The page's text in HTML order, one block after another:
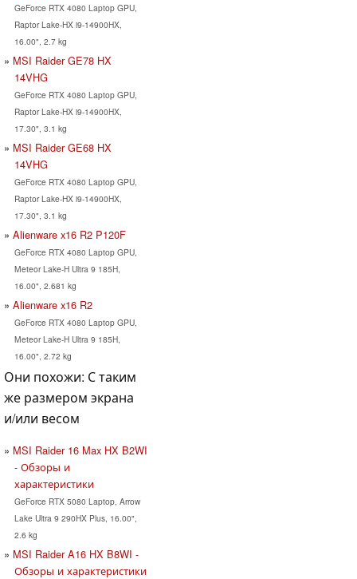
GeForce RTX 4080 Laptop GPU,
Raptor Lake-HX i9-14900HX,
16.00", 2.7 kg
MSI Raider GE78 HX
14VHG
GeForce RTX 4080 Laptop GPU,
Raptor Lake-HX i9-14900HX,
17.30", 3.1 kg
MSI Raider GE68 HX
14VHG
GeForce RTX 4080 Laptop GPU,
Raptor Lake-HX i9-14900HX,
17.30", 3.1 kg
Alienware x16 R2 P120F
GeForce RTX 4080 Laptop GPU,
Meteor Lake-H Ultra 9 185H,
16.00", 2.681 kg
Alienware x16 R2
GeForce RTX 4080 Laptop GPU,
Meteor Lake-H Ultra 9 185H,
16.00", 2.72 kg
Они похожи: С таким
же размером экрана
и/или весом
MSI Raider 16 Max HX B2WI
- Обзоры и
характеристики
GeForce RTX 5080 Laptop, Arrow
Lake Ultra 9 290HX Plus, 16.00",
2.6 kg
MSI Raider A16 HX B8WI -
Обзоры и характеристики